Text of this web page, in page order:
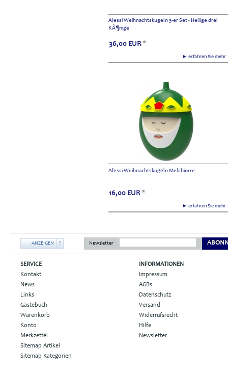
Alessi Weihnachtskugeln 3-er Set - Heilige drei
KÃ¶nige
► erfahren Sie
36,00 EUR *
Alessi Weihnachtskugeln Melchiorre
► erfahren Sie
16,00 EUR *
ANZEIGEN ? Newsletter
SERVICE
Kontakt
News
Links
Gästebuch
Warenkorb
Konto
Merkzettel
Sitemap Artikel
Sitemap Kategorien
INFORMATIONEN
Impressum
AGBs
Datenschutz
Versand
Widerrufsrecht
Hilfe
Newsletter